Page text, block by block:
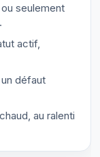
seulement
actif,
défaut
au ralenti